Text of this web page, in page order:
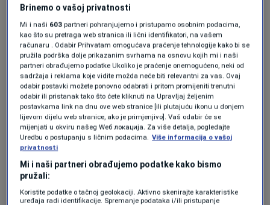
politike Evropske unije.
Ministar Konaković je tom prilikom istaknuo da
Bosna i Hercegovina ostaje čvrsto posvećena
svom evropskom putu i bliskoj saradnji s
Evropskom unijom.
Poručio je da se stabilnost, sigurnost i
otpornost zapadnog Balkana ne mogu
posmatrati odvojeno od šire evropske
sigurnosne arhitekture, te da kredibilna
politika proširenja ostaje jedan od
Brinemo o vašoj privatnosti
Mi i naši 603 partneri pohranjujemo i pristupamo osobnim podacima,
kao što su pretraga web stranica ili lični identifikatori, na vašem
računaru . Odabir Prihvatam omogućava praćenje tehnologije kako bi se
pružila podrška dolje prikazanim svrhama na osnovu kojih mi i naši
partneri obrađujemo podatke Ukoliko je praćenje onemogućeno, neki od
sadržaja i reklama koje vidite možda neće biti relevantni za vas. Ovaj
odabir postavki možete ponovno odabrati i pritom promijeniti trenutni
odabir ili pristanak tako što ćete kliknuti na Upravljaj željenim
postavkama link na dnu ove web stranice [ili plutajuću ikonu u donjem
lijevom dijelu web stranice, ako je primjenjivo]. Vaš odabir će se
mijenjati u okviru našeg Wеб локација. Za više detalja, pogledajte
Uredbu o postupanju s ličnim podacima. Više informacija o vašoj
privatnosti
Mi i naši partneri obrađujemo podatke kako bismo
pružali:
Koristite podatke o tačnoj geolokaciji. Aktivno skenirajte karakteristike
uređaja radi identifikacije. Spremanje podataka i/ili pristupanje